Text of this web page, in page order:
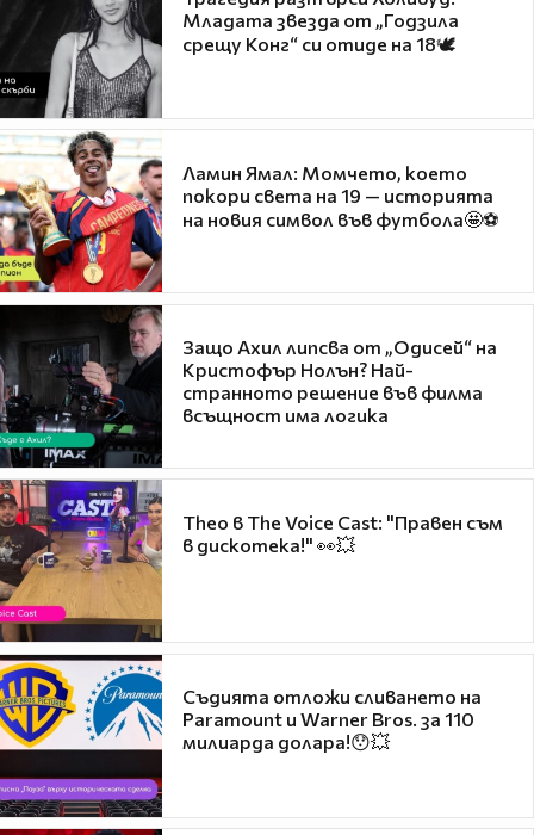
Младата звезда от „Годзила
срещу Конг“ си отиде на 18🕊️
Ламин Ямал: Момчето, което
покори света на 19 — историята
на новия символ във футбола🤩⚽
Защо Ахил липсва от „Одисей“ на
Кристофър Нолън? Най-
странното решение във филма
всъщност има логика
Theo в The Voice Cast: "Правен съм
в дискотека!" 👀💥
Съдията отложи сливането на
Paramount и Warner Bros. за 110
милиарда долара!😯💥